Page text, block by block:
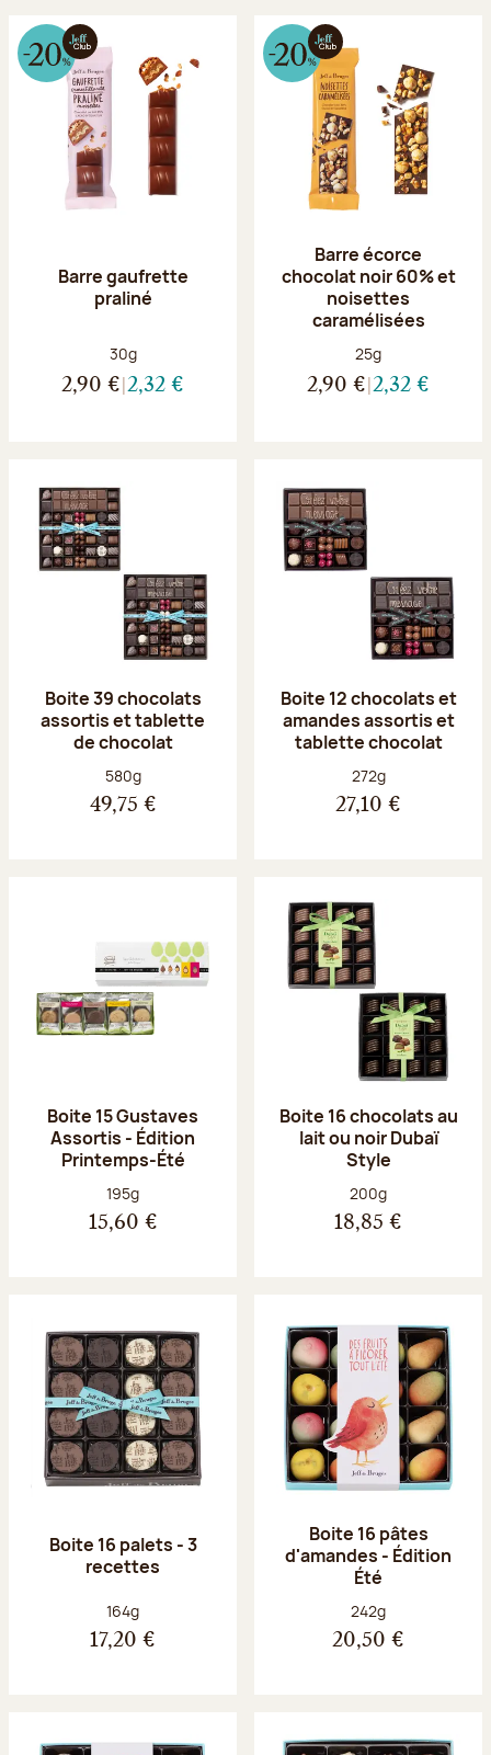
Barre gaufrette
praliné
Poids net :
30g
2,90 € 2,32 €
Barre écorce
chocolat noir 60% et
noisettes
caramélisées
Poids net :
25g
2,90 € 2,32 €
Boite 39 chocolats
assortis et tablette
de chocolat
Poids net :
580g
49,75 €
Boite 12 chocolats et
amandes assortis et
tablette chocolat
Poids net :
272g
27,10 €
Boite 15 Gustaves
Assortis - Édition
Printemps-Été
Poids net :
195g
15,60 €
Boite 16 chocolats au
lait ou noir Dubaï
Style
Poids net :
200g
18,85 €
Boite 16 palets - 3
recettes
Poids net :
164g
17,20 €
Boite 16 pâtes
d'amandes - Édition
Été
Poids net :
242g
20,50 €